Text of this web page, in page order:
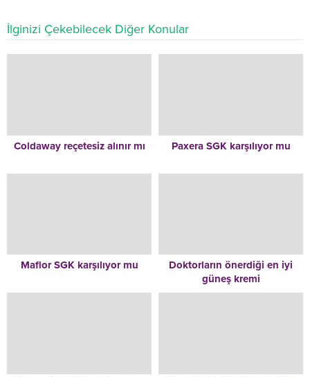
İlginizi Çekebilecek Diğer Konular
Coldaway reçetesiz alınır mı Paxera SGK karşılıyor mu
Maflor SGK karşılıyor mu
Doktorların önerdiği en iyi
güneş kremi